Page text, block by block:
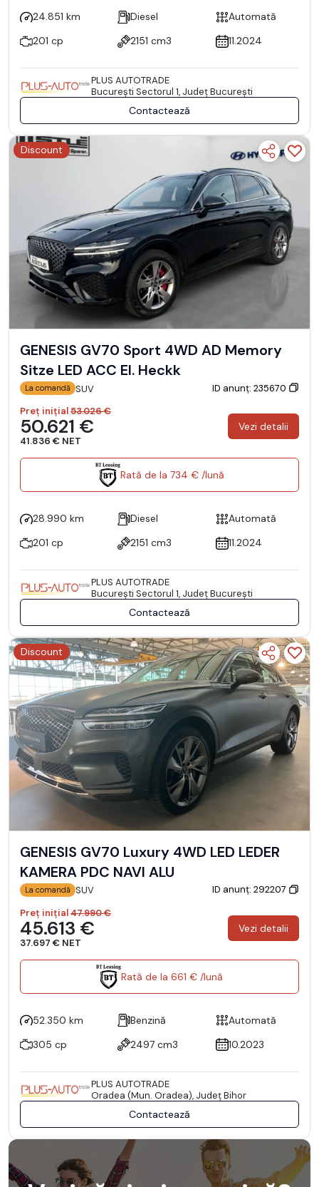
24.851 km Diesel
Automată
201 cp
2151 cm3 11.2024
PLUS AUTOTRADE
Bucureşti Sectorul 1, Județ București
Contactează
Discount
GENESIS GV70 Sport 4WD AD Memory
Sitze LED ACC El. Heckk
La comandă SUV
ID anunț: 235670
Preț inițial53.026 €
50.621 €
41.836 € NET
Vezi detalii
Rată de la 734 € /lună
28.990 km Diesel
Automată
201 cp
2151 cm3 11.2024
PLUS AUTOTRADE
Bucureşti Sectorul 1, Județ București
Contactează
Discount
GENESIS GV70 Luxury 4WD LED LEDER
KAMERA PDC NAVI ALU
La comandă SUV
ID anunț: 292207
Preț inițial47.990 €
45.613 €
37.697 € NET
Vezi detalii
Rată de la 661 € /lună
52.350 km Benzină
Automată
305 cp
2497 cm3 10.2023
PLUS AUTOTRADE
Oradea (Mun. Oradea), Județ Bihor
Contactează